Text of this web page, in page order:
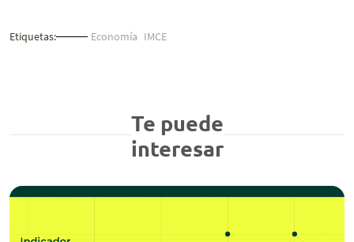
Etiquetas: Economía IMCE
Te puede
interesar